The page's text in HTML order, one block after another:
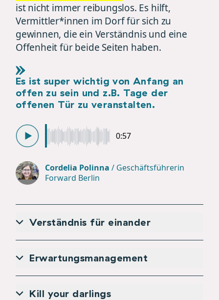
ist nicht immer reibungslos. Es hilft,
Vermittler*innen im Dorf für sich zu
gewinnen, die ein Verständnis und eine
Offenheit für beide Seiten haben.
Es ist super wichtig von Anfang an
offen zu sein und z.B. Tage der
offenen Tür zu veranstalten.
0:57
Cordelia Polinna / Geschäftsführerin
Forward Berlin
Verständnis für einander
Erwartungsmanagement
Kill your darlings